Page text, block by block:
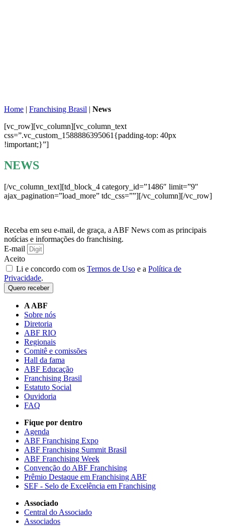
Home | Franchising Brasil | News
[vc_row][vc_column][vc_column_text
css=”.vc_custom_1588886395061{padding-top: 40px
!important;}”]
NEWS
[/vc_column_text][td_block_4 category_id=”1486″ limit=”9″
ajax_pagination=”load_more” tdc_css=””][/vc_column][/vc_row]
Receba em seu e-mail, de graça, a ABF News com as principais
notícias e informações do franchising.
E-mail
Aceito
Li e concordo com os Termos de Uso e a Política de
Privacidade.
Quero receber
A ABF
Sobre nós
Diretoria
ABF RIO
Regionais
Comitê e comissões
Hall da fama
ABF Educação
Franchising Brasil
Estatuto Social
Ouvidoria
FAQ
Fique por dentro
Agenda
ABF Franchising Expo
ABF Franchising Summit Brasil
ABF Franchising Week
Convenção do ABF Franchising
Prêmio Destaque em Franchising ABF
SEF - Selo de Excelência em Franchising
Associado
Central do Associado
Associados